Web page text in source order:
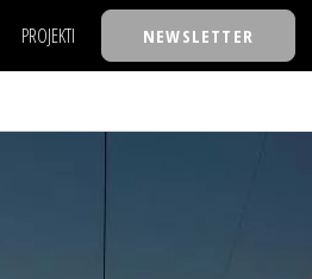
PROJEKTI NEWSLETTER
NAJKOLEGA
30 ISPOD 30